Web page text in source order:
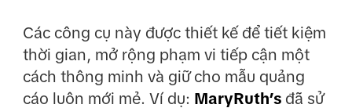
Các công cụ này được thiết kế để tiết kiệm
thời gian, mở rộng phạm vi tiếp cận một
cách thông minh và giữ cho mẫu quảng
cáo luôn mới mẻ. Ví dụ: MaryRuth’sđã sử